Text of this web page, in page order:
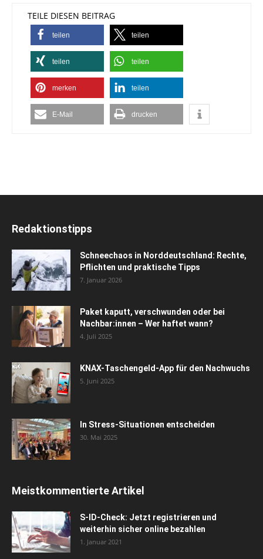
TEILE DIESEN BEITRAG
teilen teilen
teilen teilen
merken teilen
E-Mail drucken
Redaktionstipps
Schneechaos in Norddeutschland: Rechte,
Pflichten und praktische Tipps
7. Januar 2026
Paket kaputt, verschwunden oder bei
Nachbar:innen – Wer haftet wann?
4. Juli 2025
KNAX-Taschengeld-App für den Nachwuchs
5. Juni 2025
In Stress-Situationen entscheiden
30. Mai 2025
Meistkommentierte Artikel
S-ID-Check: Jetzt registrieren und
weiterhin sicher online bezahlen
1. Januar 2021